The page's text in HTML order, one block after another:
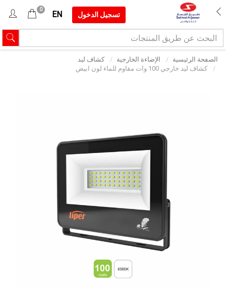
تسجيل الدخول EN
0
الصفحة الرئيسية الإضاءة الخارجية
كشاف ليد
كشاف ليد خارجي 100 وات مقاوم للماء لون ابيض